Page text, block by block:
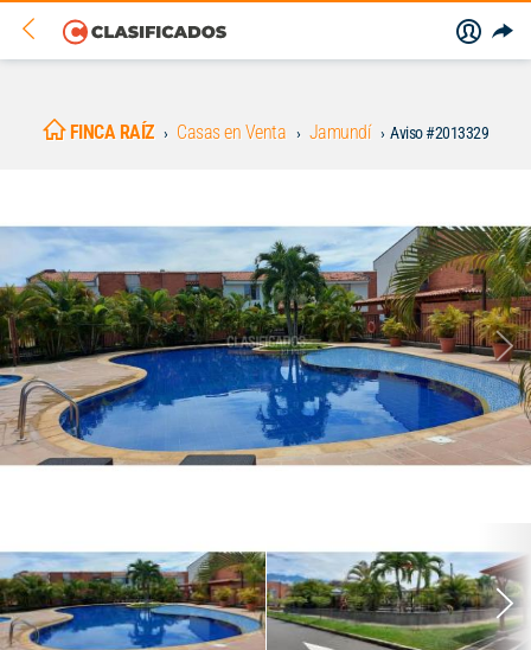
FINCA RAÍZ Casas en Venta Jamundí Aviso #2013329